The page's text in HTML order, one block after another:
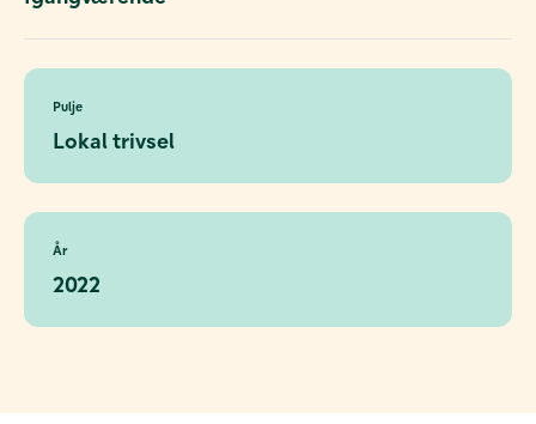
Pulje
Lokal trivsel
År
2022